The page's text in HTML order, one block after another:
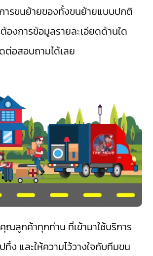
ารขนย้ายของทั้งขนย้ายแบบปกติ
องการข้อมูลรายละเอียดด้านใด
ต่อสอบถามได้เลย
ลูกค้าทุกท่าน ที่เข้ามาใช้บริการ
ทิ้ง และให้ความไว้วางใจกับทีมขน